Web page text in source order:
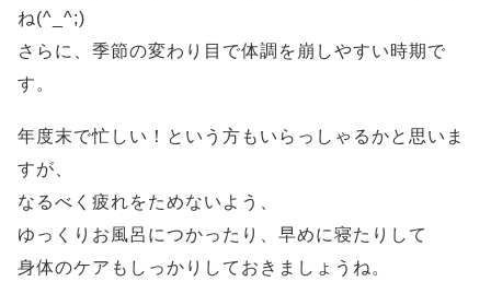
ね(^_^;)
さらに、季節の変わり目で体調を崩しやすい時期で
す。
年度末で忙しい！という方もいらっしゃるかと思いま
すが、
なるべく疲れをためないよう、
ゆっくりお風呂につかったり、早めに寝たりして
身体のケアもしっかりしておきましょうね。